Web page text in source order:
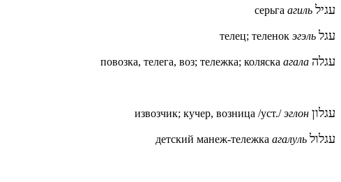
серьга агиль עגיל
телец; теленок эгэль עגל
повозка, телега, воз; тележка; коляска агала עגלה
извозчик; кучер, возница /уст./эглон עגלון
детский манеж-тележка агалуль עגלול